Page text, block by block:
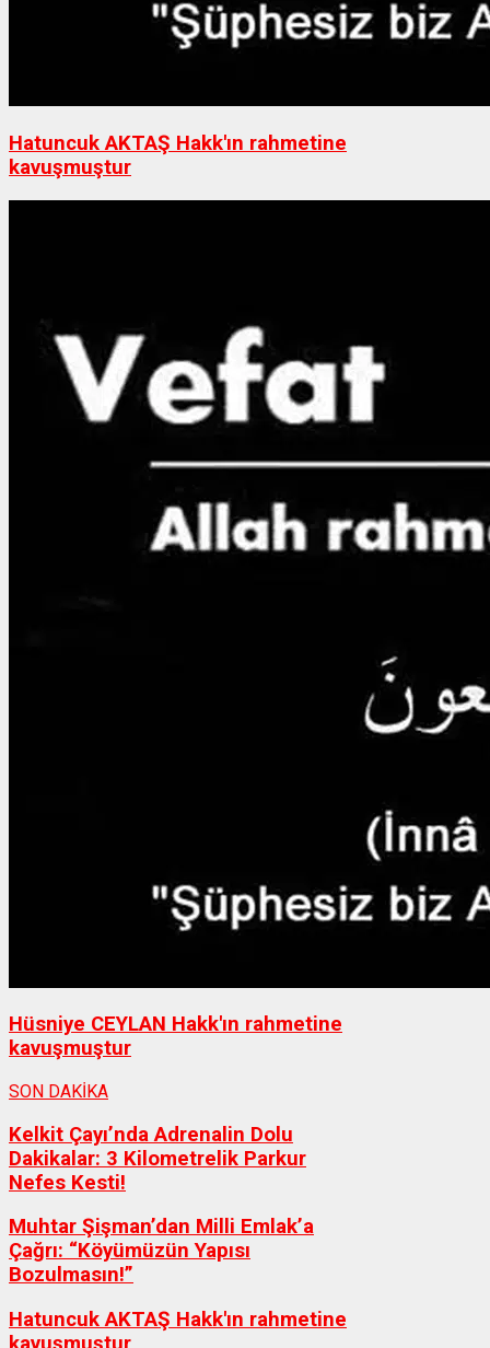
Hatuncuk AKTAŞ Hakk'ın rahmetine
kavuşmuştur
Hüsniye CEYLAN Hakk'ın rahmetine
kavuşmuştur
SON DAKİKA
Kelkit Çayı’nda Adrenalin Dolu
Dakikalar: 3 Kilometrelik Parkur
Nefes Kesti!
Muhtar Şişman’dan Milli Emlak’a
Çağrı: “Köyümüzün Yapısı
Bozulmasın!”
Hatuncuk AKTAŞ Hakk'ın rahmetine